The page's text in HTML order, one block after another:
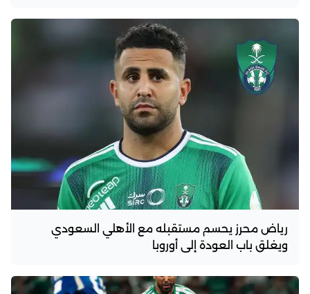
رياض محرز يحسم مستقبله مع الأهلي السعودي
ويغلق باب العودة إلى أوروبا